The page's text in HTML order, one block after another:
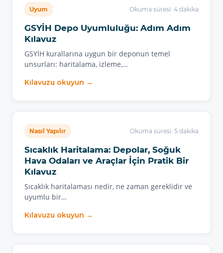
Uyum Okuma süresi: 4 dakika
GSYİH Depo Uyumluluğu: Adım Adım
Kılavuz
GSYİH kurallarına uygun bir deponun temel
unsurları: haritalama, izleme,…
Kılavuzu okuyun →
Nasıl Yapılır Okuma süresi: 5 dakika
Sıcaklık Haritalama: Depolar, Soğuk
Hava Odaları ve Araçlar İçin Pratik Bir
Kılavuz
Sıcaklık haritalaması nedir, ne zaman gereklidir ve
uyumlu bir…
Kılavuzu okuyun →